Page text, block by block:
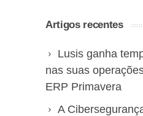
Artigos recentes
Lusis ganha
nas suas
ERP Primavera
A